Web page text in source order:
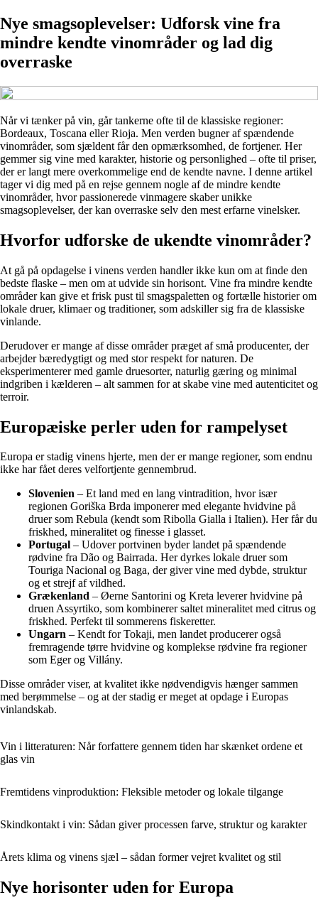
Nye smagsoplevelser: Udforsk vine fra
mindre kendte vinområder og lad dig
overraske
Når vi tænker på vin, går tankerne ofte til de klassiske regioner:
Bordeaux, Toscana eller Rioja. Men verden bugner af spændende
vinområder, som sjældent får den opmærksomhed, de fortjener. Her
gemmer sig vine med karakter, historie og personlighed – ofte til priser,
der er langt mere overkommelige end de kendte navne. I denne artikel
tager vi dig med på en rejse gennem nogle af de mindre kendte
vinområder, hvor passionerede vinmagere skaber unikke
smagsoplevelser, der kan overraske selv den mest erfarne vinelsker.
Hvorfor udforske de ukendte vinområder?
At gå på opdagelse i vinens verden handler ikke kun om at finde den
bedste flaske – men om at udvide sin horisont. Vine fra mindre kendte
områder kan give et frisk pust til smagspaletten og fortælle historier om
lokale druer, klimaer og traditioner, som adskiller sig fra de klassiske
vinlande.
Derudover er mange af disse områder præget af små producenter, der
arbejder bæredygtigt og med stor respekt for naturen. De
eksperimenterer med gamle druesorter, naturlig gæring og minimal
indgriben i kælderen – alt sammen for at skabe vine med autenticitet og
terroir.
Europæiske perler uden for rampelyset
Europa er stadig vinens hjerte, men der er mange regioner, som endnu
ikke har fået deres velfortjente gennembrud.
Slovenien – Et land med en lang vintradition, hvor især
regionen Goriška Brda imponerer med elegante hvidvine på
druer som Rebula (kendt som Ribolla Gialla i Italien). Her får du
friskhed, mineralitet og finesse i glasset.
Portugal – Udover portvinen byder landet på spændende
rødvine fra Dão og Bairrada. Her dyrkes lokale druer som
Touriga Nacional og Baga, der giver vine med dybde, struktur
og et strejf af vildhed.
Grækenland – Øerne Santorini og Kreta leverer hvidvine på
druen Assyrtiko, som kombinerer saltet mineralitet med citrus og
friskhed. Perfekt til sommerens fiskeretter.
Ungarn – Kendt for Tokaji, men landet producerer også
fremragende tørre hvidvine og komplekse rødvine fra regioner
som Eger og Villány.
Disse områder viser, at kvalitet ikke nødvendigvis hænger sammen
med berømmelse – og at der stadig er meget at opdage i Europas
vinlandskab.
Vin i litteraturen: Når forfattere gennem tiden har skænket ordene et
glas vin
Fremtidens vinproduktion: Fleksible metoder og lokale tilgange
Skindkontakt i vin: Sådan giver processen farve, struktur og karakter
Årets klima og vinens sjæl – sådan former vejret kvalitet og stil
Nye horisonter uden for Europa